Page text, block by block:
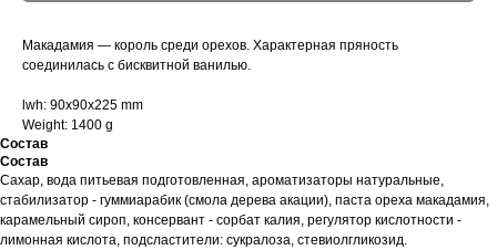
Макадамия — король среди орехов. Характерная пряность
соединилась с бисквитной ванилью.
lwh: 90x90x225 mm
Weight: 1400 g
Состав
Состав
Сахар, вода питьевая подготовленная, ароматизаторы натуральные,
стабилизатор - гуммиарабик (смола дерева акации), паста ореха макадамия,
карамельный сироп, консервант - сорбат калия, регулятор кислотности -
лимонная кислота, подсластители: сукралоза, стевиолгликозид.